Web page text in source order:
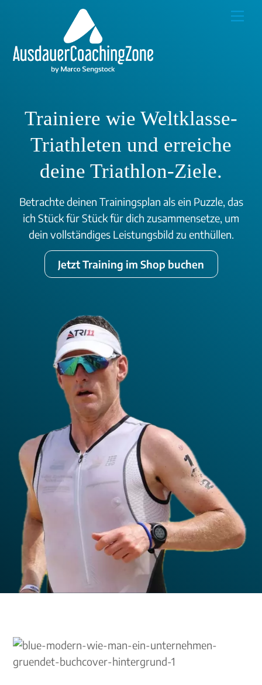
Trainiere wie Weltklasse-
Triathleten und erreiche
deine Triathlon-Ziele.
Betrachte deinen Trainingsplan als ein Puzzle, das
ich Stück für Stück für dich zusammensetze, um
dein vollständiges Leistungsbild zu enthüllen.
Jetzt Training im Shop buchen